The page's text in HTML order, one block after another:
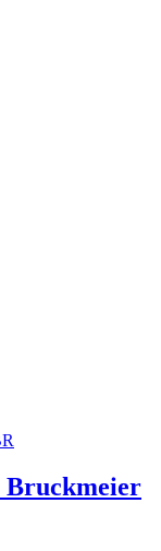
Bruckmeier